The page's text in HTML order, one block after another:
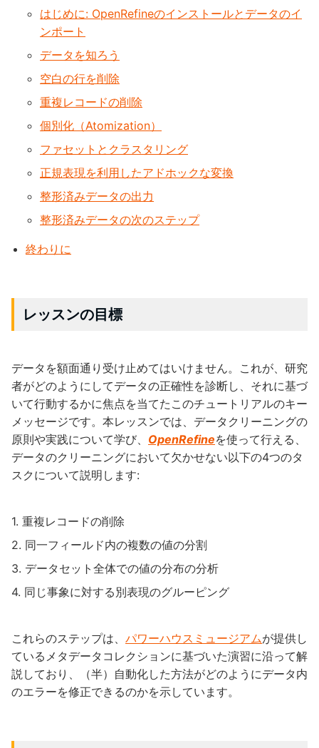
はじめに: OpenRefineのインストールとデータのイ
ンポート
データを知ろう
空白の行を削除
重複レコードの削除
個別化（Atomization）
ファセットとクラスタリング
正規表現を利用したアドホックな変換
整形済みデータの出力
整形済みデータの次のステップ
終わりに
レッスンの目標
データを額面通り受け止めてはいけません。これが、研究
者がどのようにしてデータの正確性を診断し、それに基づ
いて行動するかに焦点を当てたこのチュートリアルのキー
メッセージです。本レッスンでは、データクリーニングの
原則や実践について学び、 OpenRefineを使って行える、
データのクリーニングにおいて欠かせない以下の4つのタ
スクについて説明します:
重複レコードの削除
同一フィールド内の複数の値の分割
データセット全体での値の分布の分析
同じ事象に対する別表現のグルーピング
これらのステップは、 パワーハウスミュージアムが提供し
ているメタデータコレクションに基づいた演習に沿って解
説しており、（半）自動化した方法がどのようにデータ内
のエラーを修正できるのかを示しています。